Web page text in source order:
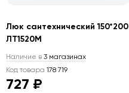
Люк сантехнический 150*200
ЛТ1520М
Наличие в 3 магазинах
Код товара 178 719
727 ₽